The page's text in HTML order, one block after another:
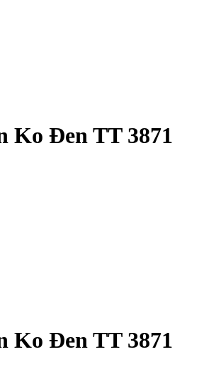
Ko Đen TT 3871
Ko Đen TT 3871